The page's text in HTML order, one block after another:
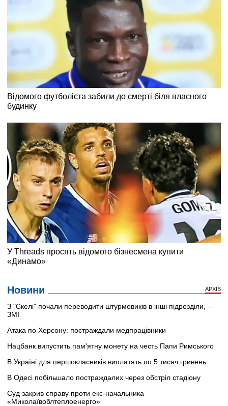
Новини АРХІВ
З "Скелі" почали переводити штурмовиків в інші підрозділи, –
ЗМІ
Атака по Херсону: постраждали медпрацівники
Нацбанк випустить пам'ятну монету на честь Папи Римського
В Україні для першокласників виплатять по 5 тисяч гривень
В Одесі побільшало постраждалих через обстріл стадіону
Суд закрив справу проти екс-начальника
«Миколаївоблтеплоенерго»